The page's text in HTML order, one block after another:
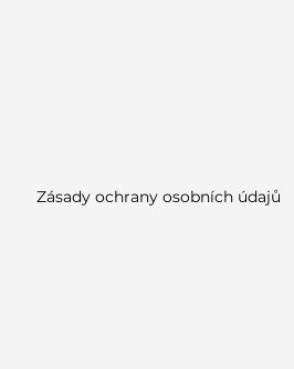
Zásady ochrany osobních údajů